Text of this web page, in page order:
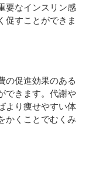
要なインスリン感
促すことができま
の促進効果のある
できます。代謝や
より痩せやすい体
かくことでむくみ